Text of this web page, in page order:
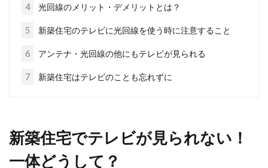
め？人気設備上位をご紹介！
新築一戸建ては人生における大きな買い物で
す。ですから、予算内でできるだけ理想を詰め
分好みの間取りにしよう！
4 光回線のメリット・デメリットとは？
5 新築住宅のテレビに光回線を使う時に注意すること
6 アンテナ・光回線の他にもテレビが見られる
7 新築住宅はテレビのことも忘れずに
新築住宅でテレビが見られない！
一体どうして？